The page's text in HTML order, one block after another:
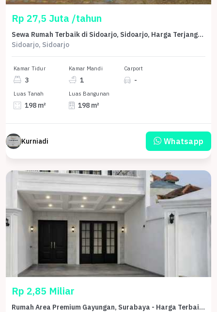
Rp 27,5 Juta /tahun
Sewa Rumah Terbaik di Sidoarjo, Sidoarjo, Harga Terjangkau
Sidoarjo, Sidoarjo
Kamar Tidur
3
Kamar Mandi
1
Carport
-
Luas Tanah
198 m²
Luas Bangunan
198 m²
Kurniadi Whatsapp
Rp 2,85 Miliar
Rumah Area Premium Gayungan, Surabaya - Harga Terbaik 2,85 Miliar